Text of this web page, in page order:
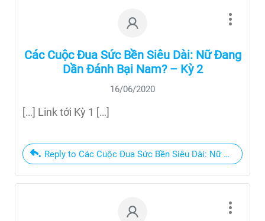
Các Cuộc Đua Sức Bền Siêu Dài: Nữ Đang
Dần Đánh Bại Nam? – Kỳ 2
16/06/2020
[…] Link tới Kỳ 1 […]
Reply to Các Cuộc Đua Sức Bền Siêu Dài: Nữ Đang